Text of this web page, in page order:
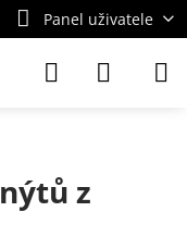
Panel uživatele
z